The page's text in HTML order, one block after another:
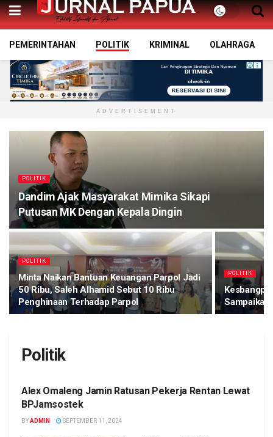
PEMERINTAHAN POLITIK KRIMINAL OLAHRAGA
ADVERTISEMENT
POLITIK
Dandim Ajak Masyarakat Mimika Sikapi
Putusan MK Dengan Kepala Dingin
POLITIK
Minta Naikan Bantuan Keuangan Parpol Jadi
50 Ribu, Saleh Alhamid Sebut 10 Ribu
Penghinaan Terhadap Parpol
POLITIK
Sampaikan
Politik
POLITIK
Alex Omaleng Jamin Ratusan Pekerja Rentan Lewat
BPJamsostek
BYADMIN SEPTEMBER 11, 2024